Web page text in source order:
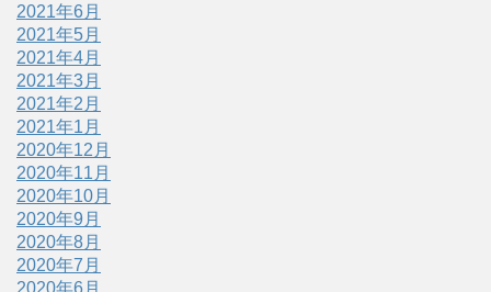
2021年6月
2021年5月
2021年4月
2021年3月
2021年2月
2021年1月
2020年12月
2020年11月
2020年10月
2020年9月
2020年8月
2020年7月
2020年6月